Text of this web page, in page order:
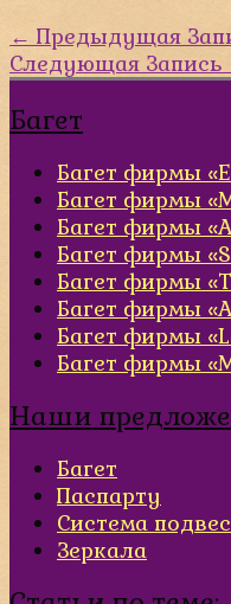
← Предыдущая
Следующая Запись
Багет
Багет фирмы
Багет фирмы
Багет фирмы
Багет фирмы
Багет фирмы
Багет фирмы
Багет фирмы
Багет фирмы
Наши
Багет
Паспарту
Система
Зеркала